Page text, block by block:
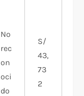
No
rec
on
oci
do
S/
43,
73
2